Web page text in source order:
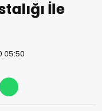
İle
05:50